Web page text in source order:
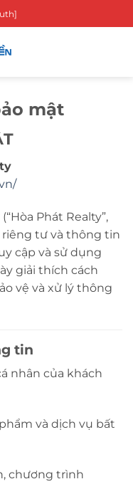
mật
Phát Realty”,
riêng tư và thông tin
cập và sử dụng
giải thích cách
vệ và xử lý thông
tin
nhân của khách
và dịch vụ bất
chương trình